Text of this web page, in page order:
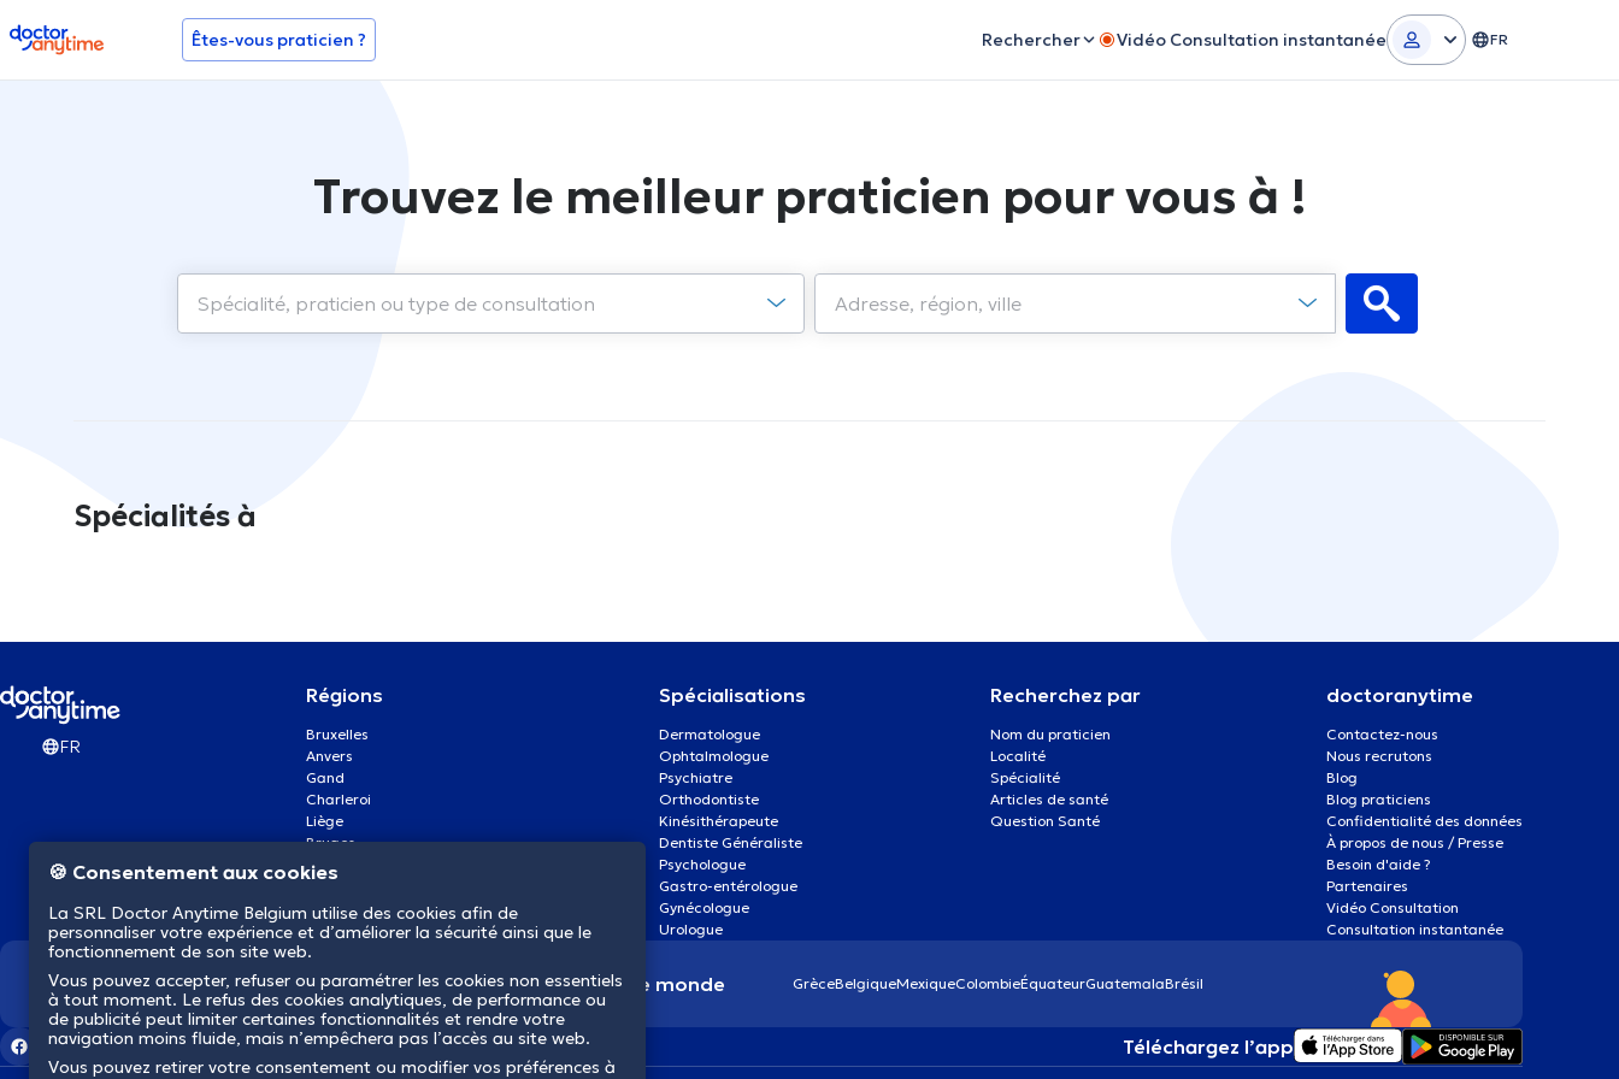
doctoranytime Êtes-vous praticien ? Rechercher Vidéo Consultation instantanée FR
Trouvez le meilleur praticien pour vous à !
Spécialités à
FR
Régions
Bruxelles
Anvers
Gand
Charleroi
Liège
Bruges
Namur
Mons
Aalst Flandre-Orientale
Spécialisations
Dermatologue
Ophtalmologue
Psychiatre
Orthodontiste
Kinésithérapeute
Dentiste Généraliste
Psychologue
Gastro-entérologue
Gynécologue
Urologue
Recherchez par
Nom du praticien
Localité
Spécialité
Articles de santé
Question Santé
doctoranytime
Contactez-nous
Nous recrutons
Blog
Blog praticiens
Confidentialité des données
À propos de nous / Presse
Besoin d'aide ?
Partenaires
Vidéo Consultation
Consultation instantanée
Nous révolutionnons la santé dans le monde GrèceBelgiqueMexiqueColombieÉquateurGuatemalaBrésil
Téléchargez l’app
🍪 Consentement aux cookies
La SRL Doctor Anytime Belgium utilise des cookies afin de
personnaliser votre expérience et d’améliorer la sécurité ainsi que le
fonctionnement de son site web.
Vous pouvez accepter, refuser ou paramétrer les cookies non essentiels
à tout moment. Le refus des cookies analytiques, de performance ou
de publicité peut limiter certaines fonctionnalités et rendre votre
navigation moins fluide, mais n’empêchera pas l’accès au site web.
Vous pouvez retirer votre consentement ou modifier vos préférences à